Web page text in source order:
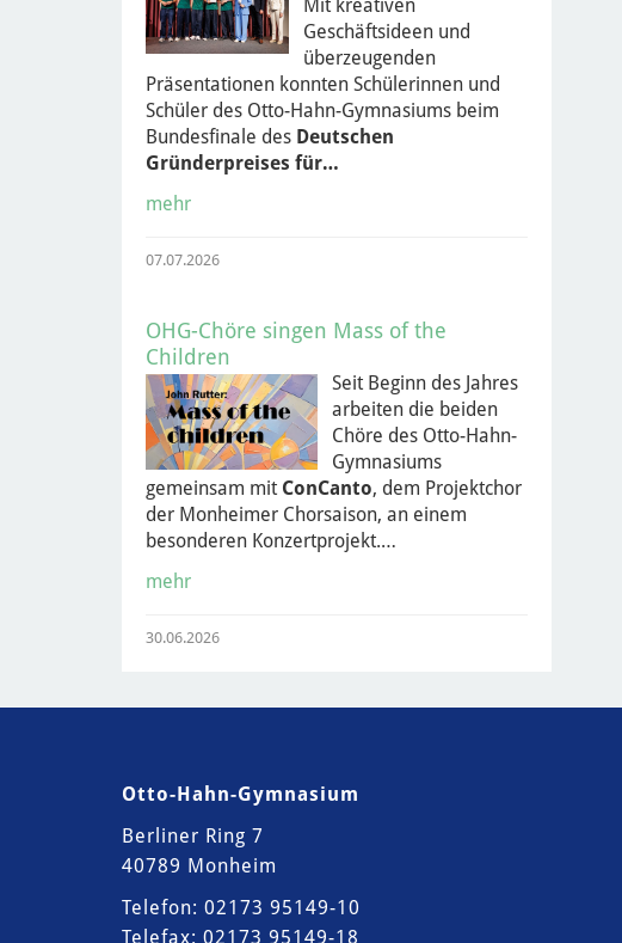
Mit kreativen
Geschäftsideen und
überzeugenden
Präsentationen konnten Schülerinnen und
Schüler des Otto-Hahn-Gymnasiums beim
Bundesfinale des Deutschen
Gründerpreises für…
mehr
07.07.2026
OHG-Chöre singen Mass of the
Children
Seit Beginn des Jahres
arbeiten die beiden
Chöre des Otto-Hahn-
Gymnasiums
gemeinsam mit ConCanto, dem Projektchor
der Monheimer Chorsaison, an einem
besonderen Konzertprojekt.…
mehr
30.06.2026
Otto-Hahn-Gymnasium
Berliner Ring 7
40789 Monheim
Telefon: 02173 95149-10
Telefax: 02173 95149-18